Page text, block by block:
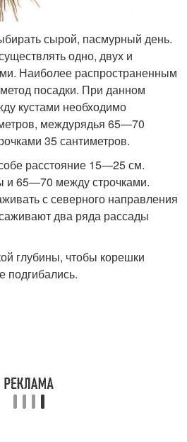
сырой, пасмурный день.
одно, двух и
Наиболее распространенным
посадки. При данном
кустами необходимо
междурядья 65—70
35 сантиметров.
расстояние 15—25 см.
и 65—70 между строчками.
с северного направления
два ряда рассады
глубины, чтобы корешки
подгибались.